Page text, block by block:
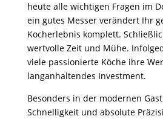
heute alle wichtigen Fragen im
ein gutes Messer verändert Ihr
Kocherlebnis komplett.
wertvolle Zeit und Mühe.
viele passionierte Köche ihre
langanhaltendes Investment.
Besonders in der modernen
Schnelligkeit und absolute